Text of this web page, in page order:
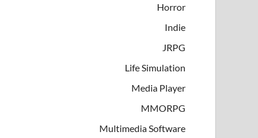
Horror
Indie
JRPG
Life Simulation
Media Player
MMORPG
Multimedia Software